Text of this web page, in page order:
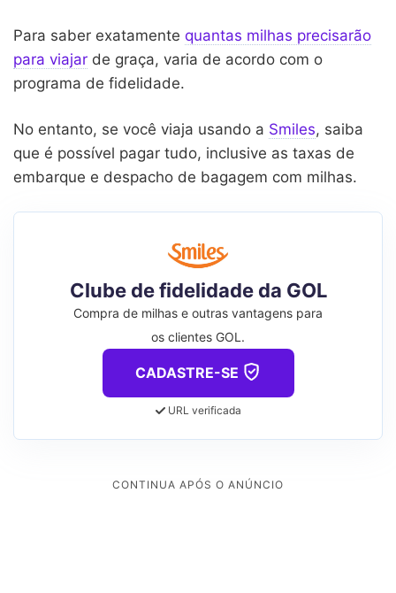
Para saber exatamente quantas milhas precisarão
para viajar de graça, varia de acordo com o
programa de fidelidade.
No entanto, se você viaja usando a Smiles, saiba
que é possível pagar tudo, inclusive as taxas de
embarque e despacho de bagagem com milhas.
Clube de fidelidade da GOL
Compra de milhas e outras vantagens para
os clientes GOL.
CADASTRE-SE
URL verificada